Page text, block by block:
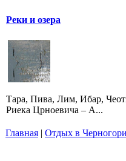
Реки и озера
Тара, Пива, Лим, Ибар,
Риека Црноевича – А...
Главная | Отдых в